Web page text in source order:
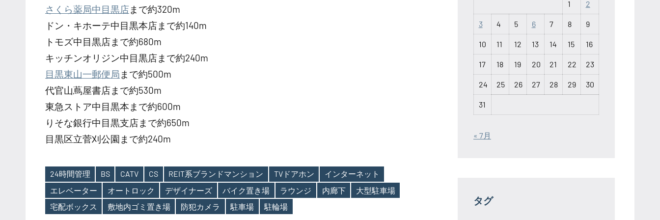
さくら薬局中目黒店まで約320m
ドン・キホーテ中目黒本店まで約140m
トモズ中目黒店まで約680m
キッチンオリジン中目黒店まで約240m
目黒東山一郵便局 まで約500m
代官山蔦屋書店まで約530m
東急ストア中目黒本まで約600m
りそな銀行中目黒支店まで約650m
目黒区立菅刈公園まで約240m
Tags
24時間管理 BS CATV CS REIT系ブランドマンション TVドアホン
インターネット
エレベーター
オートロック デザイナーズ バイク置き場 ラウンジ 内廊下
大型駐車場
宅配ボックス
敷地内ゴミ置き場 防犯カメラ 駐車場 駐輪場
1 2
3 4 5 6 7 8 9
10 11 12 13 14 15 16
17 18 19 20 21 22 23
24 25 26 27 28 29 30
31
« 7月
タグ